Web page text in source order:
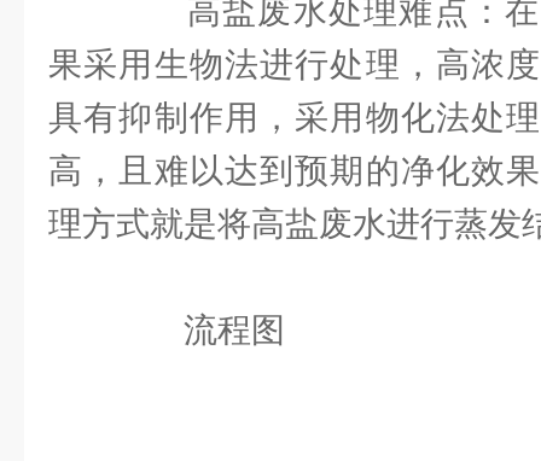
高盐废水处理难点：在
果采用生物法进行处理，高浓
具有抑制作用，采用物化法处
高，且难以达到预期的净化效
理方式就是将高盐废水进行蒸发
流程图